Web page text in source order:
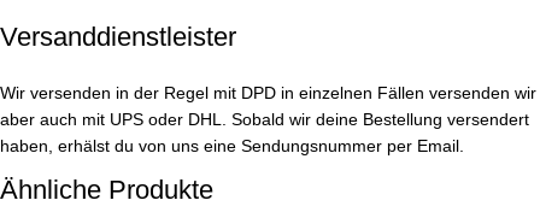
Versanddienstleister
Wir versenden in der Regel mit DPD in einzelnen Fällen versenden wir
aber auch mit UPS oder DHL. Sobald wir deine Bestellung versendert
haben, erhälst du von uns eine Sendungsnummer per Email.
Ähnliche Produkte